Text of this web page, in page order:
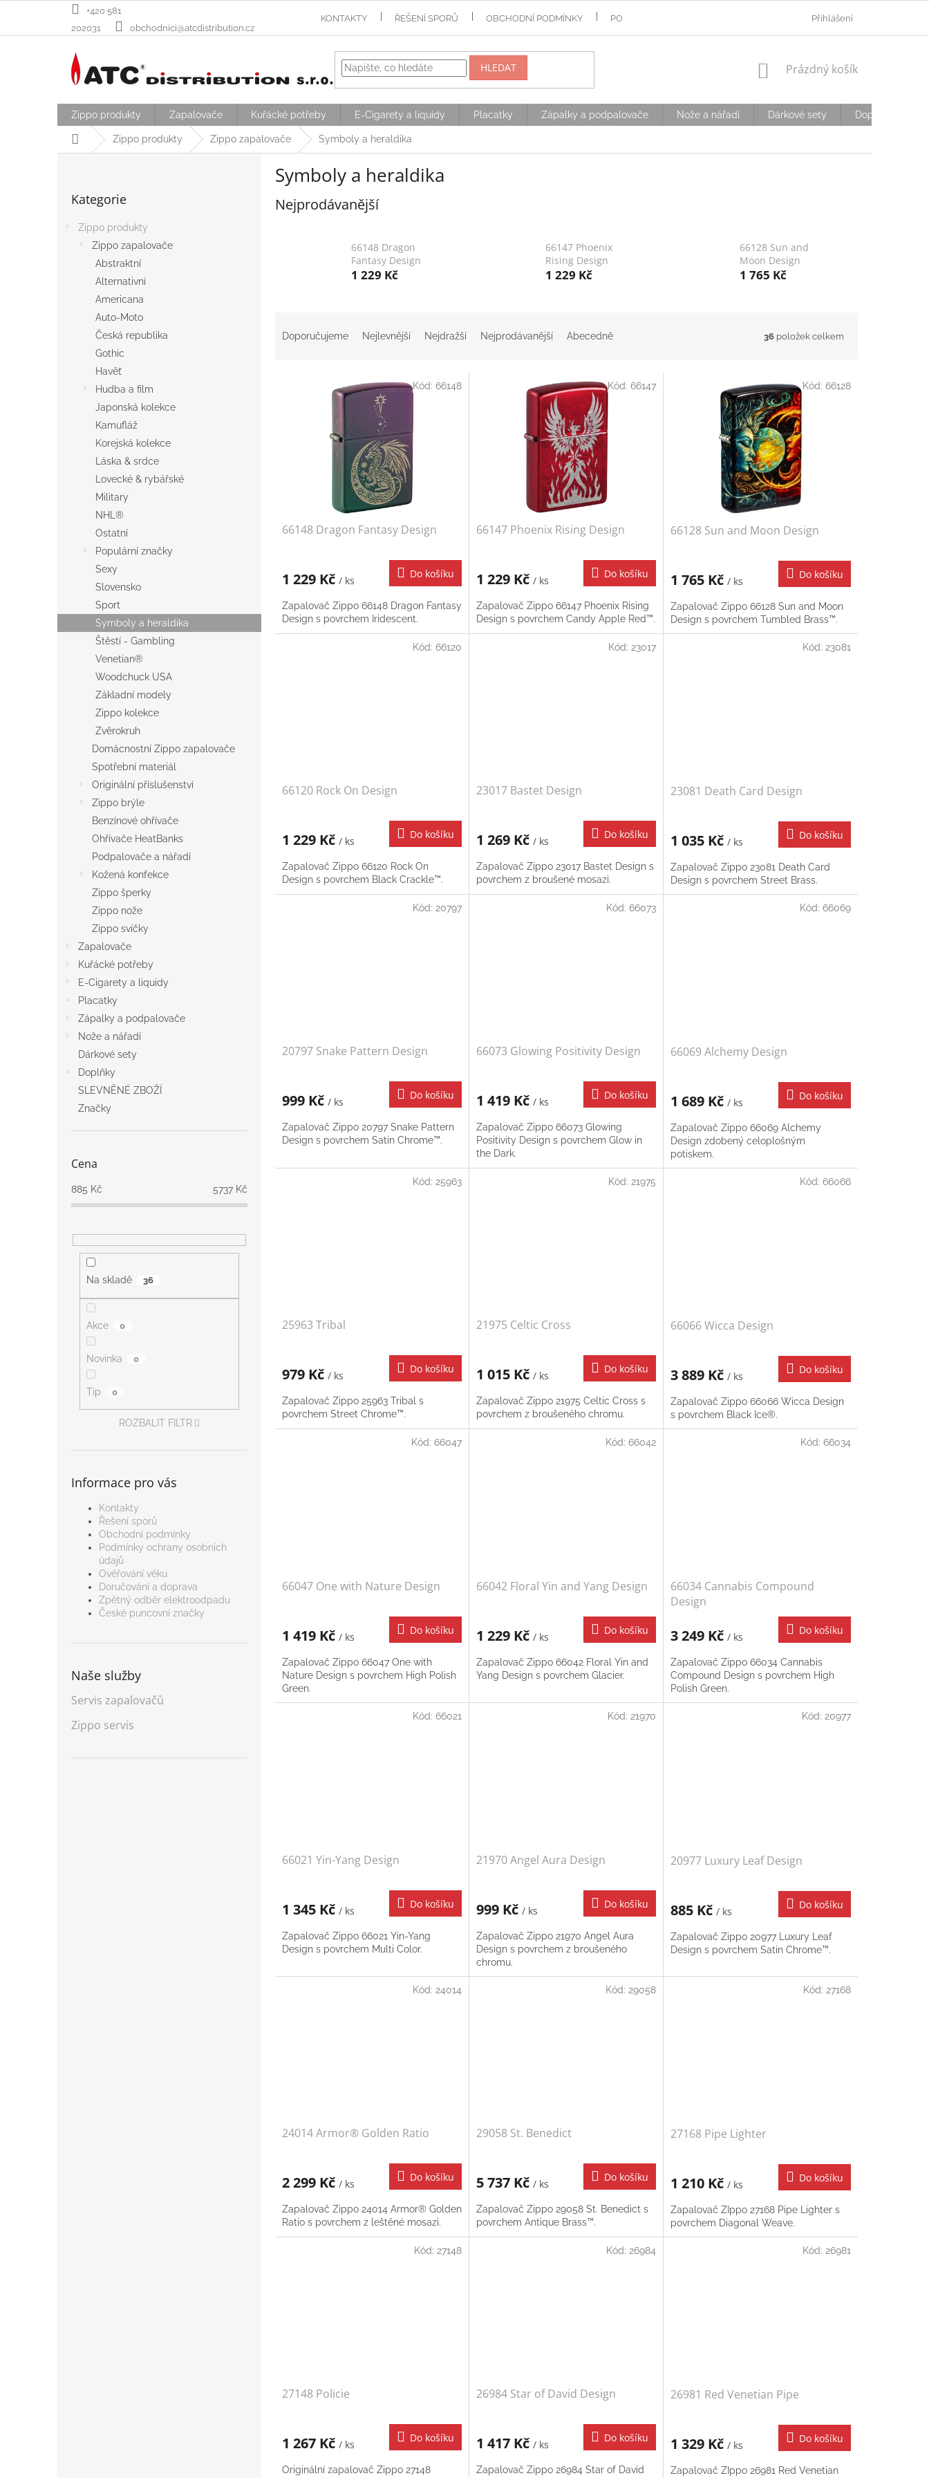
+420 581
202031
obchodnici@atcdistribution.cz
KONTAKTY ŘEŠENÍ SPORŮ OBCHODNÍ PODMÍNKY PODMÍNKY OCHRANY OSOBNÍCH ÚDAJŮ OVĚŘOVÁNÍ VĚKU
Přihlášení
HLEDAT
NÁKUPNÍ
Prázdný košík
Zippo produkty Zapalovače Kuřácké potřeby E-Cigarety a liquidy Placatky Zápalky a podpalovače Nože a nářadí Dárkové sety Doplňky
Domů Zippo produkty Zippo zapalovače Symboly a heraldika
kategorie
Kategorie
Zippo produkty
Zippo zapalovače
Abstraktní
Alternativní
Americana
Auto-Moto
Česká republika
Gothic
Havěť
Hudba a film
Japonská kolekce
Kamufláž
Korejská kolekce
Láska & srdce
Lovecké & rybářské
Military
NHL®
Ostatní
Populární značky
Sexy
Slovensko
Sport
Symboly a heraldika
Štěstí - Gambling
Venetian®
Woodchuck USA
Základní modely
Zippo kolekce
Zvěrokruh
Domácnostní Zippo zapalovače
Spotřební materiál
Originální příslušenství
Zippo brýle
Benzínové ohřívače
Ohřívače HeatBanks
Podpalovače a nářadí
Kožená konfekce
Zippo šperky
Zippo nože
Zippo svíčky
Zapalovače
Kuřácké potřeby
E-Cigarety a liquidy
Placatky
Zápalky a podpalovače
Nože a nářadí
Dárkové sety
Doplňky
SLEVNĚNÉ ZBOŽÍ
Značky
Cena
885 Kč 5737 Kč
Na skladě 36
Akce 0
Novinka 0
Tip 0
ROZBALIT FILTR
Informace pro vás
Kontakty
Řešení sporů
Obchodní podmínky
Podmínky ochrany osobních
údajů
Ověřování věku
Doručování a doprava
Zpětný odběr elektroodpadu
České puncovní značky
Naše služby
Servis zapalovačů
Zippo servis
Symboly a heraldika
Nejprodávanější
66148 Dragon
Fantasy Design
1 229 Kč
66147 Phoenix
Rising Design
1 229 Kč
66128 Sun and
Moon Design
1 765 Kč
Doporučujeme Nejlevnější Nejdražší Nejprodávanější Abecedně 36 položek celkem
66148 Dragon Fantasy Design
1 229 Kč / ks
Do košíku
Zapalovač Zippo 66148 Dragon Fantasy
Design s povrchem Iridescent.
Kód: 66148
66147 Phoenix Rising Design
1 229 Kč / ks
Do košíku
Zapalovač Zippo 66147 Phoenix Rising
Design s povrchem Candy Apple Red™.
Kód: 66147
66128 Sun and Moon Design
1 765 Kč / ks
Do košíku
Zapalovač Zippo 66128 Sun and Moon
Design s povrchem Tumbled Brass™.
Kód: 66128
66120 Rock On Design
1 229 Kč / ks
Do košíku
Zapalovač Zippo 66120 Rock On
Design s povrchem Black Crackle™.
Kód: 66120
23017 Bastet Design
1 269 Kč / ks
Do košíku
Zapalovač Zippo 23017 Bastet Design s
povrchem z broušené mosazi.
Kód: 23017
23081 Death Card Design
1 035 Kč / ks
Do košíku
Zapalovač Zippo 23081 Death Card
Design s povrchem Street Brass.
Kód: 23081
20797 Snake Pattern Design
999 Kč / ks
Do košíku
Zapalovač Zippo 20797 Snake Pattern
Design s povrchem Satin Chrome™.
Kód: 20797
66073 Glowing Positivity Design
1 419 Kč / ks
Do košíku
Zapalovač Zippo 66073 Glowing
Positivity Design s povrchem Glow in
the Dark.
Kód: 66073
66069 Alchemy Design
1 689 Kč / ks
Do košíku
Zapalovač Zippo 66069 Alchemy
Design zdobený celoplošným
potiskem.
Kód: 66069
25963 Tribal
979 Kč / ks
Do košíku
Zapalovač Zippo 25963 Tribal s
povrchem Street Chrome™.
Kód: 25963
21975 Celtic Cross
1 015 Kč / ks
Do košíku
Zapalovač Zippo 21975 Celtic Cross s
povrchem z broušeného chromu.
Kód: 21975
66066 Wicca Design
3 889 Kč / ks
Do košíku
Zapalovač Zippo 66066 Wicca Design
s povrchem Black Ice®.
Kód: 66066
66047 One with Nature Design
1 419 Kč / ks
Do košíku
Zapalovač Zippo 66047 One with
Nature Design s povrchem High Polish
Green.
Kód: 66047
66042 Floral Yin and Yang Design
1 229 Kč / ks
Do košíku
Zapalovač Zippo 66042 Floral Yin and
Yang Design s povrchem Glacier.
Kód: 66042
66034 Cannabis Compound
Design
3 249 Kč / ks
Do košíku
Zapalovač Zippo 66034 Cannabis
Compound Design s povrchem High
Polish Green.
Kód: 66034
66021 Yin-Yang Design
1 345 Kč / ks
Do košíku
Zapalovač Zippo 66021 Yin-Yang
Design s povrchem Multi Color.
Kód: 66021
21970 Angel Aura Design
999 Kč / ks
Do košíku
Zapalovač Zippo 21970 Angel Aura
Design s povrchem z broušeného
chromu.
Kód: 21970
20977 Luxury Leaf Design
885 Kč / ks
Do košíku
Zapalovač Zippo 20977 Luxury Leaf
Design s povrchem Satin Chrome™.
Kód: 20977
24014 Armor® Golden Ratio
2 299 Kč / ks
Do košíku
Zapalovač Zippo 24014 Armor® Golden
Ratio s povrchem z leštěné mosazi.
Kód: 24014
29058 St. Benedict
5 737 Kč / ks
Do košíku
Zapalovač Zippo 29058 St. Benedict s
povrchem Antique Brass™.
Kód: 29058
27168 Pipe Lighter
1 210 Kč / ks
Do košíku
Zapalovač ZIppo 27168 Pipe Lighter s
povrchem Diagonal Weave.
Kód: 27168
27148 Policie
1 267 Kč / ks
Do košíku
Originální zapalovač Zippo 27148
Kód: 27148
26984 Star of David Design
1 417 Kč / ks
Do košíku
Zapalovač Zippo 26984 Star of David
Kód: 26984
26981 Red Venetian Pipe
1 329 Kč / ks
Do košíku
Zapalovač ZIppo 26981 Red Venetian
Kód: 26981